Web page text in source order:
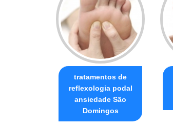
tratamentos de
reflexologia podal
ansiedade São
Domingos